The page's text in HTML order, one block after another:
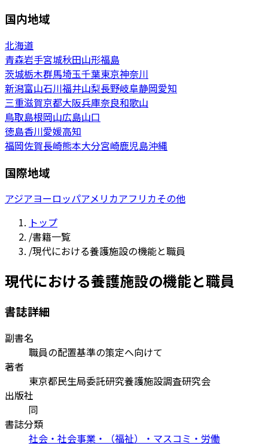
国内地域
北海道
青森岩手宮城秋田山形福島
茨城栃木群馬埼玉千葉東京神奈川
新潟富山石川福井山梨長野岐阜静岡愛知
三重滋賀京都大阪兵庫奈良和歌山
鳥取島根岡山広島山口
徳島香川愛媛高知
福岡佐賀長崎熊本大分宮崎鹿児島沖縄
国際地域
アジアヨーロッパアメリカアフリカその他
トップ
/書籍一覧
/現代における養護施設の機能と職員
現代における養護施設の機能と職員
書誌詳細
副書名
職員の配置基準の策定へ向けて
著者
東京都民生局委託研究養護施設調査研究会
出版社
同
書誌分類
社会・社会事業・（福祉）・マスコミ・労働